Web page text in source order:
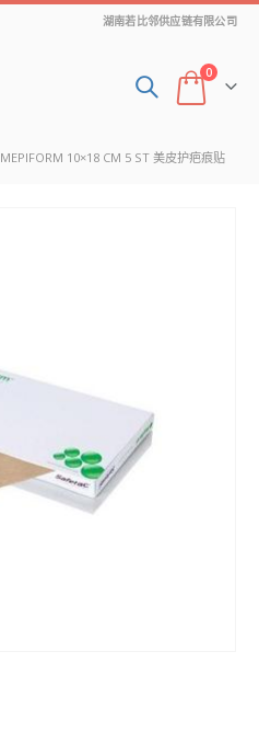
湖南若比邻供应链有限公司
0
MEPIFORM 10×18 CM 5 ST 美皮护疤痕贴